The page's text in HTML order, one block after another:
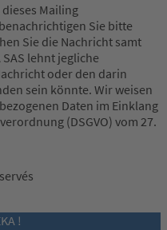
Mailing
Sie bitte
Sie die Nachricht samt
SAS lehnt jegliche
oder den darin
sein könnte. Wir weisen
Daten im Einklang
(DSGVO) vom 27.
!